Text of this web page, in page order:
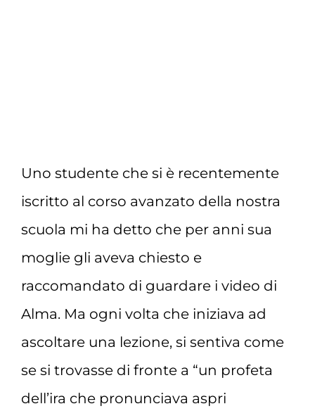
Uno studente che si è recentemente
iscritto al corso avanzato della nostra
scuola mi ha detto che per anni sua
moglie gli aveva chiesto e
raccomandato di guardare i video di
Alma. Ma ogni volta che iniziava ad
ascoltare una lezione, si sentiva come
se si trovasse di fronte a “un profeta
dell’ira che pronunciava aspri